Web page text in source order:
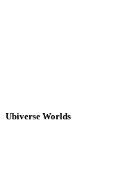
Ubiverse Worlds